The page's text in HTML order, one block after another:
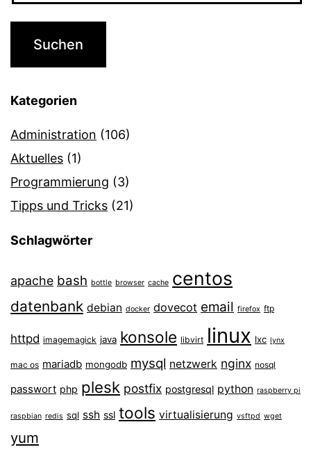
Kategorien
Administration (106)
Aktuelles (1)
Programmierung (3)
Tipps und Tricks (21)
Schlagwörter
apache bash bottle browser cache centos
datenbank debian docker dovecot email firefox ftp
httpd imagemagick java konsole libvirt linux lxc lynx
mac os mariadb mongodb mysql netzwerk nginx nosql
passwort php plesk postfix postgresql python raspberry pi
raspbian redis sql ssh ssl tools virtualisierung vsftpd wget
yum